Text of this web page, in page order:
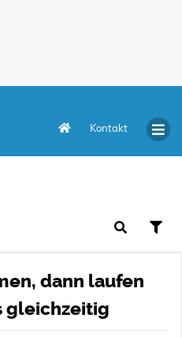
Kontakt
dann laufen
gleichzeitig